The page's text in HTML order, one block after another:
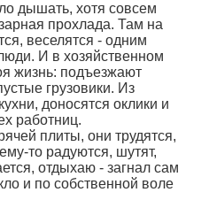
дышать, хотя совсем
прохлада. Там на
веселятся - одним
И в хозяйственном
жизнь: подъезжают
грузовики. Из
доносятся оклики и
работниц.
плиты, они трудятся,
то радуются, шутят,
отдыхаю - загнал сам
и по собственной воле